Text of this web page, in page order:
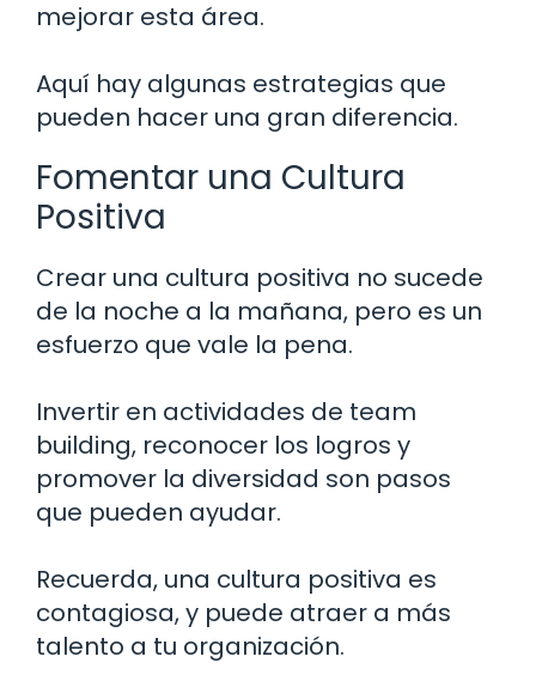
mejorar esta área.
Aquí hay algunas estrategias que
pueden hacer una gran diferencia.
Fomentar una Cultura
Positiva
Crear una cultura positiva no sucede
de la noche a la mañana, pero es un
esfuerzo que vale la pena.
Invertir en actividades de team
building, reconocer los logros y
promover la diversidad son pasos
que pueden ayudar.
Recuerda, una cultura positiva es
contagiosa, y puede atraer a más
talento a tu organización.